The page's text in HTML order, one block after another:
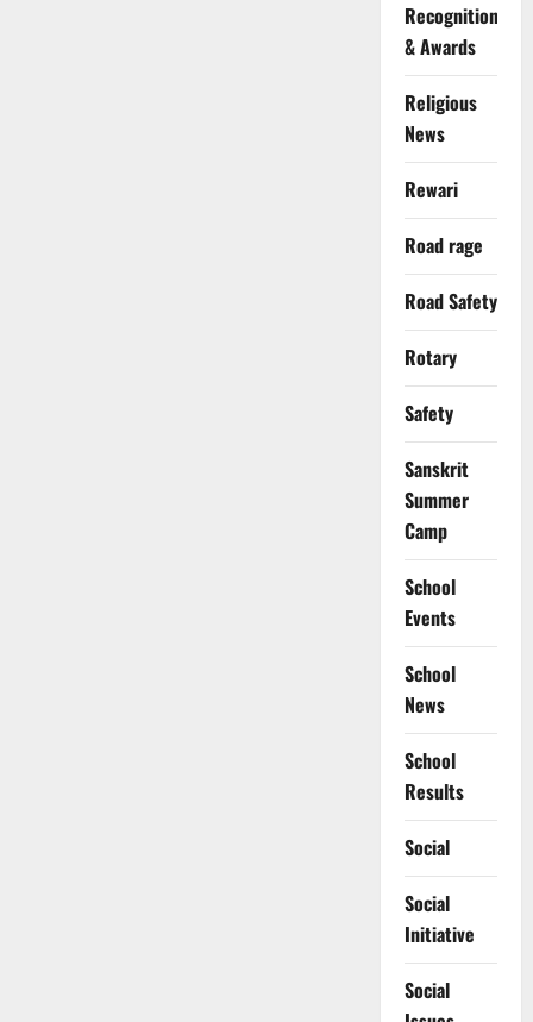
Recognition
& Awards
Religious
News
Rewari
Road rage
Road Safety
Rotary
Safety
Sanskrit
Summer
Camp
School
Events
School
News
School
Results
Social
Social
Initiative
Social